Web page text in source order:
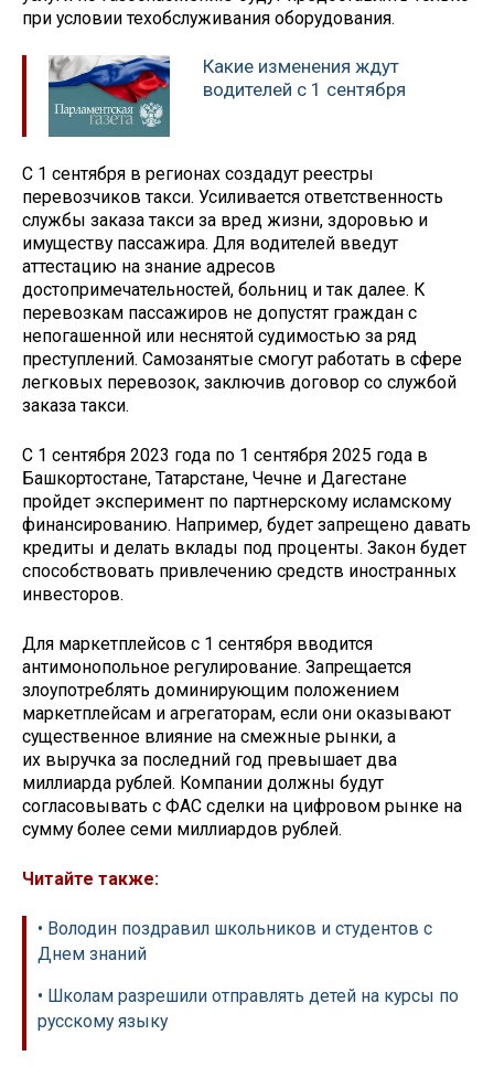
при условии техобслуживания оборудования.
Какие изменения ждут
водителей с 1 сентября
С 1 сентября в регионах создадут реестры
перевозчиков такси. Усиливается ответственность
службы заказа такси за вред жизни, здоровью и
имуществу пассажира. Для водителей введут
аттестацию на знание адресов
достопримечательностей, больниц и так далее. К
перевозкам пассажиров не допустят граждан с
непогашенной или неснятой судимостью за ряд
преступлений. Самозанятые смогут работать в сфере
легковых перевозок, заключив договор со службой
заказа такси.
С 1 сентября 2023 года по 1 сентября 2025 года в
Башкортостане, Татарстане, Чечне и Дагестане
пройдет эксперимент по партнерскому исламскому
финансированию. Например, будет запрещено давать
кредиты и делать вклады под проценты. Закон будет
способствовать привлечению средств иностранных
инвесторов.
Для маркетплейсов с 1 сентября вводится
антимонопольное регулирование. Запрещается
злоупотреблять доминирующим положением
маркетплейсам и агрегаторам, если они оказывают
существенное влияние на смежные рынки, а
их выручка за последний год превышает два
миллиарда рублей. Компании должны будут
согласовывать с ФАС сделки на цифровом рынке на
сумму более семи миллиардов рублей.
Читайте также:
• Володин поздравил школьников и студентов с
Днем знаний
• Школам разрешили отправлять детей на курсы по
русскому языку